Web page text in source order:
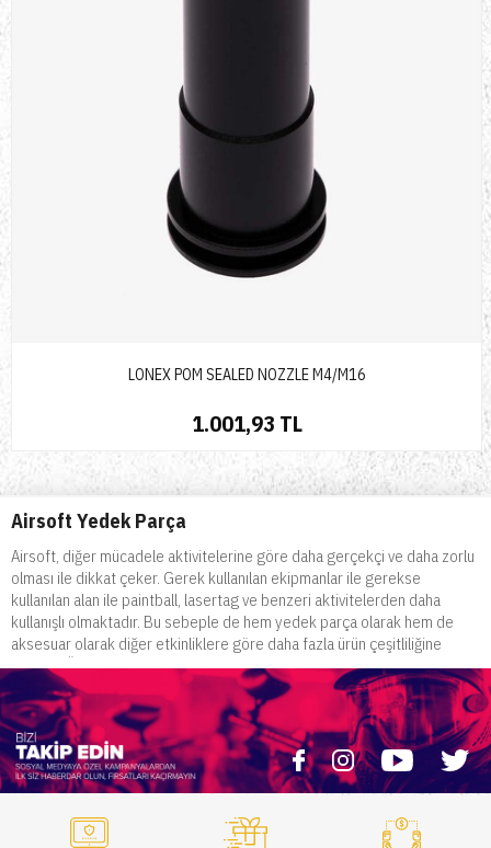
LONEX POM SEALED NOZZLE M4/M16
1.001,93 TL
Airsoft Yedek Parça
Airsoft, diğer mücadele aktivitelerine göre daha gerçekçi ve daha zorlu
olması ile dikkat çeker. Gerek kullanılan ekipmanlar ile gerekse
kullanılan alan ile paintball, lasertag ve benzeri aktivitelerden daha
kullanışlı olmaktadır. Bu sebeple de hem yedek parça olarak hem de
aksesuar olarak diğer etkinliklere göre daha fazla ürün çeşitliliğine
sahiptir. Özellikle airsoft için kullanılan silahların gerçeği ile birebir
kopyalanması sebebiyle çok fazla yedek parça bulunur. Bu aynı
zamanda daha gerçekçi bir mücadele ortaya konmasını sağlar. Airsoft
için üretilmiş olan yedek parçaların tamamı da özel olarak tasarlanmıştır.
Her bir yedek parça orijinali ile birebir şekilde üretilmiş olup üst düzey
gerçekçilik sağlanmıştır. Bu özellikleri ileairsoft yedek parça
modelleri her zaman çok fazla tercih edilmektedir. Hem kalitesi ile hem
de kullanılabilirliği ile oldukça iyi deneyimler yaratmaktadır.